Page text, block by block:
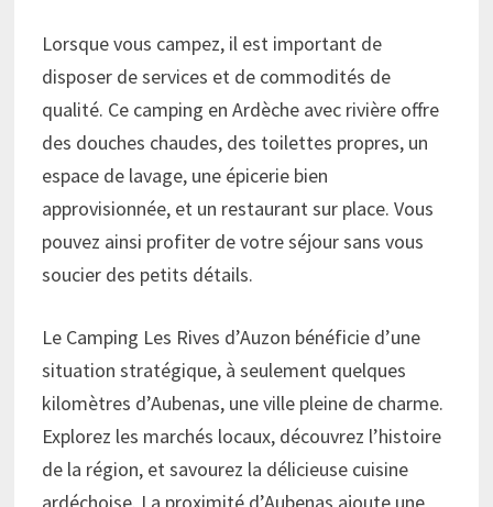
Lorsque vous campez, il est important de
disposer de services et de commodités de
qualité. Ce camping en Ardèche avec rivière offre
des douches chaudes, des toilettes propres, un
espace de lavage, une épicerie bien
approvisionnée, et un restaurant sur place. Vous
pouvez ainsi profiter de votre séjour sans vous
soucier des petits détails.
Le Camping Les Rives d’Auzon bénéficie d’une
situation stratégique, à seulement quelques
kilomètres d’Aubenas, une ville pleine de charme.
Explorez les marchés locaux, découvrez l’histoire
de la région, et savourez la délicieuse cuisine